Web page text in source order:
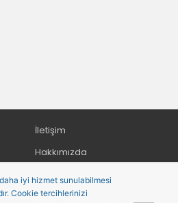
İletişim
Hakkımızda
iyi hizmet sunulabilmesi
Cookie tercihlerinizi